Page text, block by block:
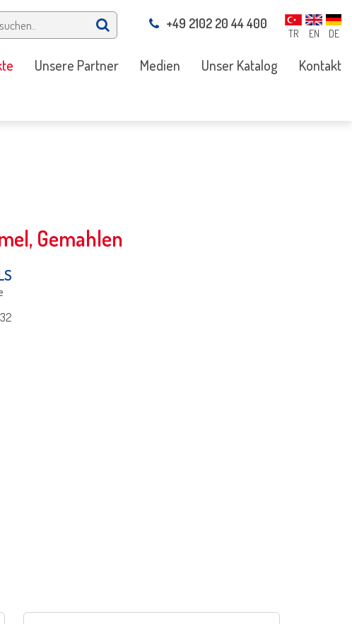
TR EN DE
+49 2102 20 44 400
Unsere Partner Medien Unser Katalog Kontakt
Gemahlen